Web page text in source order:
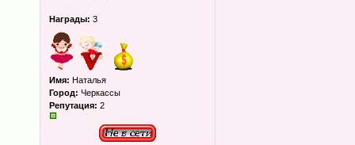
Награды: 3
Имя: Наталья
Город: Черкассы
Репутация: 2